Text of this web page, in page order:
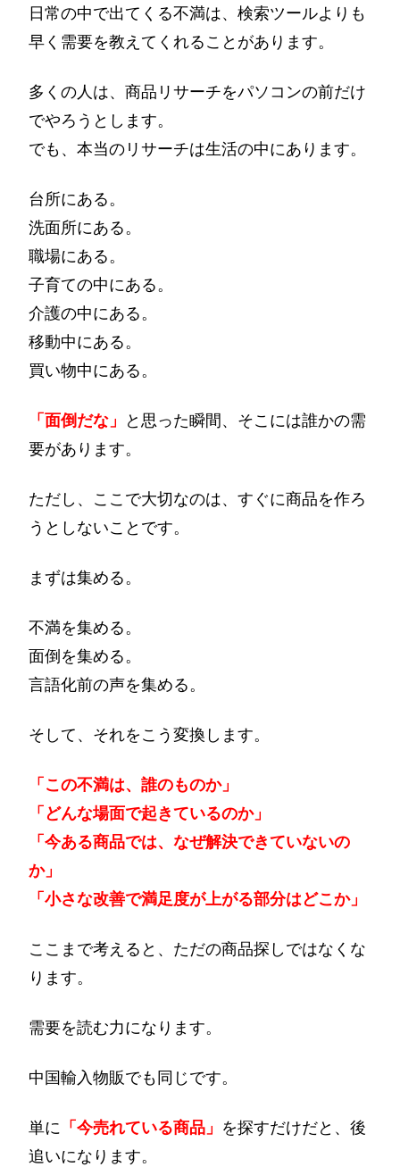
日常の中で出てくる不満は、検索ツールよりも
早く需要を教えてくれることがあります。
多くの人は、商品リサーチをパソコンの前だけ
でやろうとします。
でも、本当のリサーチは生活の中にあります。
台所にある。
洗面所にある。
職場にある。
子育ての中にある。
介護の中にある。
移動中にある。
買い物中にある。
「面倒だな」 と思った瞬間、そこには誰かの需
要があります。
ただし、ここで大切なのは、すぐに商品を作ろ
うとしないことです。
まずは集める。
不満を集める。
面倒を集める。
言語化前の声を集める。
そして、それをこう変換します。
「この不満は、誰のものか」
「どんな場面で起きているのか」
「今ある商品では、なぜ解決できていないの
か」
「小さな改善で満足度が上がる部分はどこか」
ここまで考えると、ただの商品探しではなくな
ります。
需要を読む力になります。
中国輸入物販でも同じです。
単に 「今売れている商品」 を探すだけだと、後
追いになります。